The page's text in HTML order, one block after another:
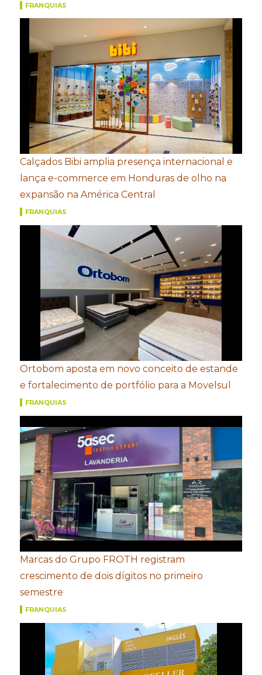
FRANQUIAS
Calçados Bibi amplia presença internacional e
lança e-commerce em Honduras de olho na
expansão na América Central
FRANQUIAS
Ortobom aposta em novo conceito de estande
e fortalecimento de portfólio para a Movelsul
FRANQUIAS
Marcas do Grupo FROTH registram
crescimento de dois dígitos no primeiro
semestre
FRANQUIAS